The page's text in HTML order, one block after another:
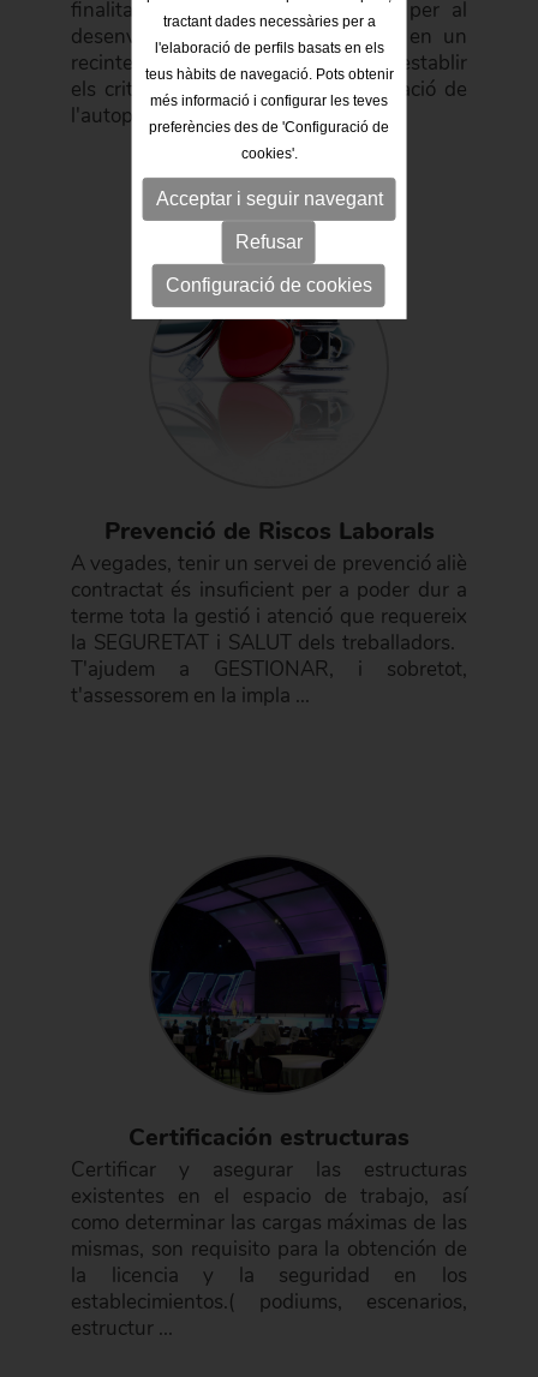
finalitat que constitueixi una guia per al
desenvolupament de les activitats en un
recinte o espai. I té com a objectiu establir
els criteris essencials per a la regulació de
l'autoprotecció, per a la val ...
Prevenció de Riscos Laborals
A vegades, tenir un servei de prevenció aliè
contractat és insuficient per a poder dur a
terme tota la gestió i atenció que requereix
la SEGURETAT i SALUT dels treballadors.
T'ajudem a GESTIONAR, i sobretot,
t'assessorem en la impla ...
Certificación estructuras
Certificar y asegurar las estructuras
existentes en el espacio de trabajo, así
como determinar las cargas máximas de las
mismas, son requisito para la obtención de
la licencia y la seguridad en los
establecimientos.( podiums, escenarios,
estructur ...
tractant dades necessàries per a
l'elaboració de perfils basats en els
teus hàbits de navegació. Pots obtenir
més informació i configurar les teves
preferències des de 'Configuració de
cookies'.
Acceptar i seguir navegant
Refusar
Configuració de cookies